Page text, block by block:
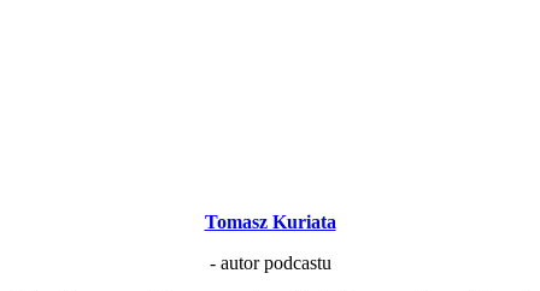
Tomasz Kuriata
- autor podcastu